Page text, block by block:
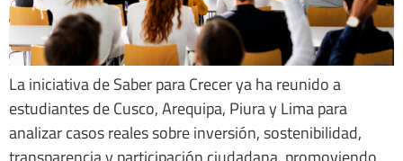
La iniciativa de Saber para Crecer ya ha reunido a
estudiantes de Cusco, Arequipa, Piura y Lima para
analizar casos reales sobre inversión, sostenibilidad,